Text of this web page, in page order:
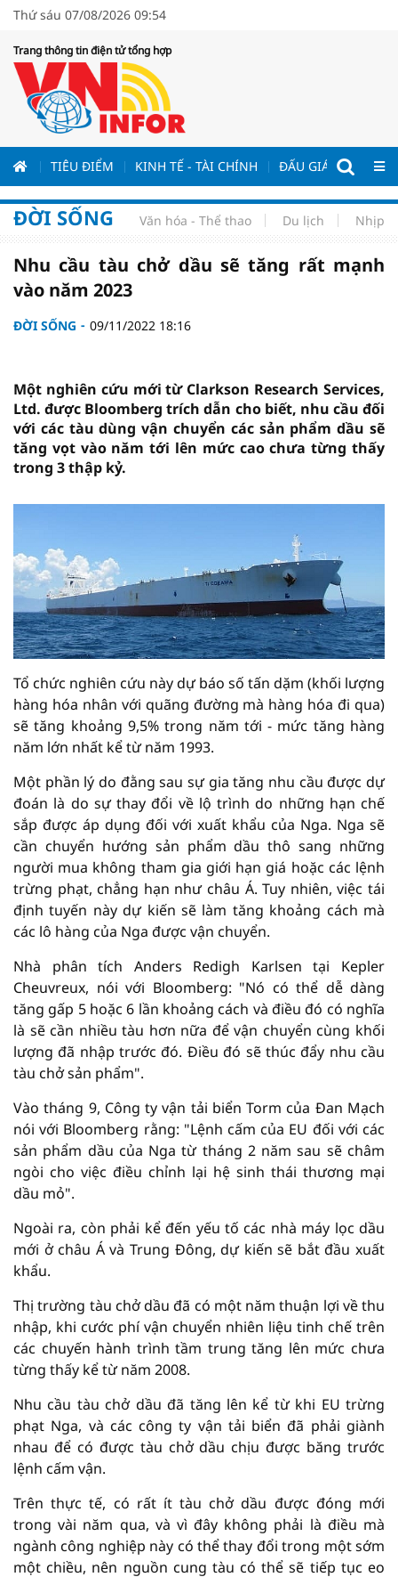
Thứ sáu 07/08/2026 09:54
Trang thông tin điện tử tổng hợp
TIÊU ĐIỂM KINH TẾ - TÀI CHÍNH ĐẤU GIÁ - ĐẤU
ĐỜI SỐNG Văn hóa - Thể thao Du lịch Nhịp
Nhu cầu tàu chở dầu sẽ tăng rất mạnh
vào năm 2023
ĐỜI SỐNG 09/11/2022 18:16
Một nghiên cứu mới từ Clarkson Research Services,
Ltd. được Bloomberg trích dẫn cho biết, nhu cầu đối
với các tàu dùng vận chuyển các sản phẩm dầu sẽ
tăng vọt vào năm tới lên mức cao chưa từng thấy
trong 3 thập kỷ.
Tổ chức nghiên cứu này dự báo số tấn dặm (khối lượng
hàng hóa nhân với quãng đường mà hàng hóa đi qua)
sẽ tăng khoảng 9,5% trong năm tới - mức tăng hàng
năm lớn nhất kể từ năm 1993.
Một phần lý do đằng sau sự gia tăng nhu cầu được dự
đoán là do sự thay đổi về lộ trình do những hạn chế
sắp được áp dụng đối với xuất khẩu của Nga. Nga sẽ
cần chuyển hướng sản phẩm dầu thô sang những
người mua không tham gia giới hạn giá hoặc các lệnh
trừng phạt, chẳng hạn như châu Á. Tuy nhiên, việc tái
định tuyến này dự kiến ​​sẽ làm tăng khoảng cách mà
các lô hàng của Nga được vận chuyển.
Nhà phân tích Anders Redigh Karlsen tại Kepler
Cheuvreux, nói với Bloomberg: "Nó có thể dễ dàng
tăng gấp 5 hoặc 6 lần khoảng cách và điều đó có nghĩa
là sẽ cần nhiều tàu hơn nữa để vận chuyển cùng khối
lượng đã nhập trước đó. Điều đó sẽ thúc đẩy nhu cầu
tàu chở sản phẩm".
Vào tháng 9, Công ty vận tải biển Torm của Đan Mạch
nói với Bloomberg rằng: "Lệnh cấm của EU đối với các
sản phẩm dầu của Nga từ tháng 2 năm sau sẽ châm
ngòi cho việc điều chỉnh lại hệ sinh thái thương mại
dầu mỏ".
Ngoài ra, còn phải kể đến yếu tố các nhà máy lọc dầu
mới ở châu Á và Trung Đông, dự kiến ​​sẽ bắt đầu xuất
khẩu.
Thị trường tàu chở dầu đã có một năm thuận lợi về thu
nhập, khi cước phí vận chuyển nhiên liệu tinh chế trên
các chuyến hành trình tầm trung tăng lên mức chưa
từng thấy kể từ năm 2008.
Nhu cầu tàu chở dầu đã tăng lên kể từ khi EU trừng
phạt Nga, và các công ty vận tải biển đã phải giành
nhau để có được tàu chở dầu chịu được băng trước
lệnh cấm vận.
Trên thực tế, có rất ít tàu chở dầu được đóng mới
trong vài năm qua, và vì đây không phải là điều mà
ngành công nghiệp này có thể thay đổi trong một sớm
một chiều, nên nguồn cung tàu có thể sẽ tiếp tục eo